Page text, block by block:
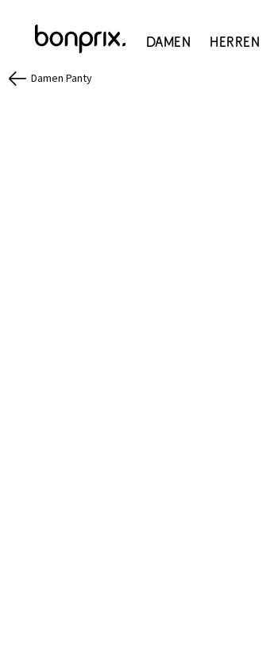
Damen Herren
Damen Panty